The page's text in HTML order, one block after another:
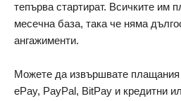
тепърва стартират. Всичките им
месечна база, така че няма
ангажименти.
Можете да извършвате плащания
ePay, PayPal, BitPay и кредитни